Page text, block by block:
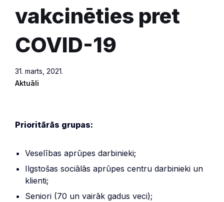
vakcinēties pret
COVID-19
31. marts, 2021.
Aktuāli
Prioritārās grupas:
Veselības aprūpes darbinieki;
Ilgstošas sociālās aprūpes centru darbinieki un
klienti;
Seniori (70 un vairāk gadus veci);